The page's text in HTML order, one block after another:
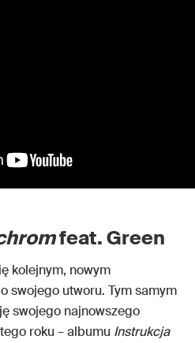
feat. Green
kolejnym, nowym
swojego utworu. Tym samym
swojego najnowszego
roku – albumu Instrukcja